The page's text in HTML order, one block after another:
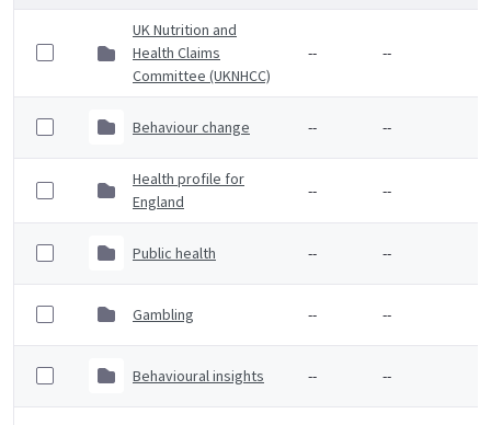
UK Nutrition and
Health Claims
Committee (UKNHCC)
-- --
Behaviour change -- --
Health profile for
England
-- --
Public health -- --
Gambling -- --
Behavioural insights -- --